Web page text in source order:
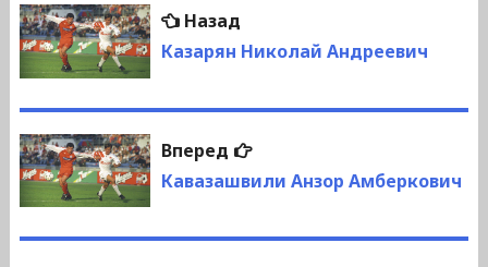
по
записям
НазадПредыдущая
запись:
Казарян Николай Андреевич
Вперед
Следующая
запись:
Кавазашвили Анзор Амберкович